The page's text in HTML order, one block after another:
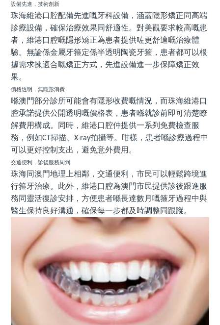
設備先進，技術創新
珠海維港口腔配備先進嘅牙科設備，涵蓋隱形矯正同高端
診療設備，確保治療效果同舒適性。對美觀要求較高嘅患
者，維港口腔嘅隱形矯正為患者提供咗更舒適嘅治療體
驗。無論係金屬牙箍定係半透明陶瓷牙箍，患者都可以根
據需求揀適合嘅矯正方式，先進設備進一步保障矯正效
果。
價格透明，無隱形消費
喺澳門部分診所可能會有隱形收費嘅情況，而珠海維港口
腔承諾提供公開透明嘅價格表，患者喺就診前即可清楚瞭
解費用構成。同時，維港口腔仲提供一系列免費檢查服
務，例如CT掃描、X-ray拍攝等。咁樣，患者喺診療過程中
可以更好控制支出，避免意外費用。
交通便利，診後服務周到
珠海同澳門地理上相鄰，交通便利，市民可以輕鬆跨境進
行箍牙治療。此外，維港口腔為澳門市民提供診後跟進服
務同靈活復診安排，方便患者喺長達數月嘅箍牙過程中與
醫生保持良好溝通，確保每一步都及時調整同跟蹤。